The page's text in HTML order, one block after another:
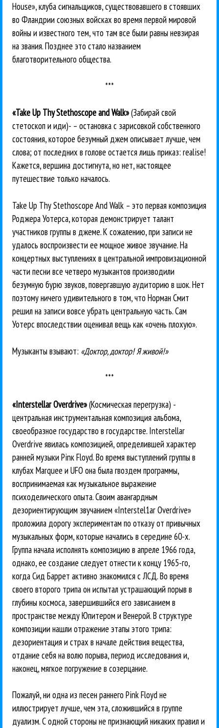
House», клуба сигнальщиков, существовавшего в стоявших
во Фландрии союзных войсках во время первой мировой
войны и известного тем, что там все были равны невзирая
на звания. Позднее это стало названием
благотворительного общества.
***
«Take Up Thy Stethoscope and Walk»(Забирай свой
стетоскоп и иди)- – остановка с зарисовкой собственного
состояния, которое безумный джем описывает лучше, чем
слова; от последних в голове остается лишь приказ: realise!
Кажется, вершина достигнута, но нет, настоящее
путешествие только началось.
Take Up Тhу Stethoscope And Walk – это первая композиция
Роджера Уотерса, которая демонстрирует талант
участников группы в джеме. К сожалению, при записи не
удалось воспроизвести ее мощное живое звучание. На
концертных выступлениях в центральной импровизационной
части песни все четверо музыкантов производили
безумную бурю звуков, повергавшую аудиторию в шок. Нет
поэтому ничего удивительного в том, что Норман Смит
решил на записи вовсе убрать центральную часть. Сам
Уотерс впоследствии оценивал вещь как «очень плохую».
Музыканты взывают: «Доктор, доктор! Я живой!»
***
«Interstellar Overdrive»(Космическая перегрузка) -
центральная инструментальная композиция альбома,
своеобразное государство в государстве. Interstellar
Overdrive явилась композицией, определившей характер
ранней музыки Pinк Floyd. Во время выступлений группы в
клубах Marquee и UFO она была гвоздем программы,
воспринимаемая как музыкальное выражение
психоделического опыта. Своим авангардным
дезориентирующим звучанием «Interstel1ar Overdrive»
проложила дорогу экспериментам по отказу от привычных
музыкальных форм, которые начались в середине 60-х.
Группа начала исполнять композицию в апреле 1966 года,
однако, ее создание следует отнести к концу 1965-го,
когда Сид Баррет активно знакомился с ЛСД. Во время
своего второго трипа он испытал устрашающий порыв в
глубины космоса, завершившийся его зависанием в
пространстве между Юпитером и Венерой. В структуре
композиции нашли отражение этапы этого трипа:
дезориентация и страх в начале действия вещества,
отдание себя на волю порыва, период исследования и,
наконец, мягкое погружение в созерцание.
Пожалуй, ни одна из песен раннего Pink Floyd не
иллюстрирует лучше, чем эта, cложившийся в группе
дуализм. С одной стороны не признающий никаких правил и